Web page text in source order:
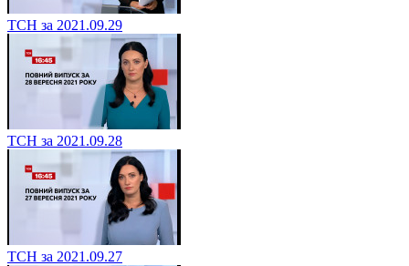
ТСН за 2021.09.29
ТСН за 2021.09.28
ТСН за 2021.09.27